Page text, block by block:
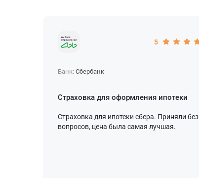
5
Банк: Сбербанк
Страховка для оформления ипотеки
Страховка для ипотеки сбера. Приняли без
вопросов, цена была самая лучшая.